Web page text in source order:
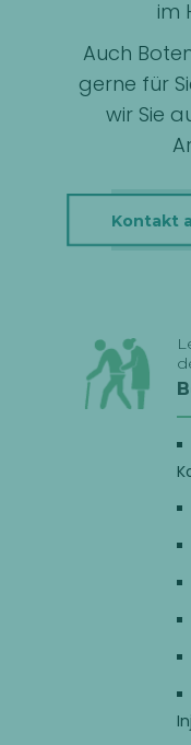
im
Auch
gerne für
wir Sie
Kontakt